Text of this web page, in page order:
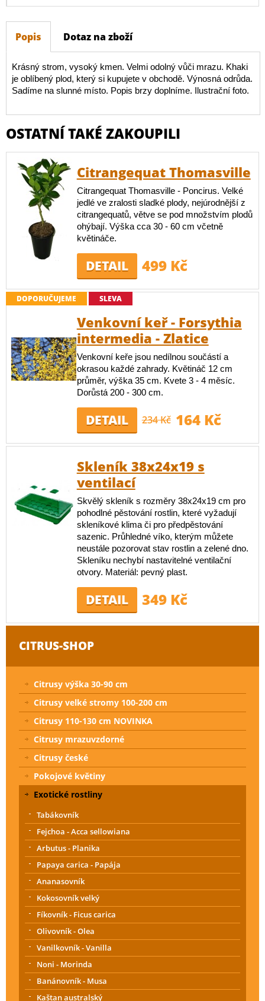
Popis Dotaz na zboží
Krásný strom, vysoký kmen. Velmi odolný vůči mrazu. Khaki
je oblíbený plod, který si kupujete v obchodě. Výnosná odrůda.
Sadíme na slunné místo. Popis brzy doplníme. Ilustrační foto.
OSTATNÍ TAKÉ ZAKOUPILI
Citrangequat Thomasville
Citrangequat Thomasville - Poncirus. Velké
jedlé ve zralosti sladké plody, nejúrodnější z
citrangequatů, větve se pod množstvím plodů
ohýbají. Výška cca 30 - 60 cm včetně
květináče.
DETAIL 499 Kč
DOPORUČUJEME SLEVA
Venkovní keř - Forsythia
intermedia - Zlatice
Venkovní keře jsou nedílnou součástí a
okrasou každé zahrady. Květináč 12 cm
průměr, výška 35 cm. Kvete 3 - 4 měsíc.
Dorůstá 200 - 300 cm.
DETAIL 234 Kč 164 Kč
Skleník 38x24x19 s
ventilací
Skvělý skleník s rozměry 38x24x19 cm pro
pohodlné pěstování rostlin, které vyžadují
skleníkové klima či pro předpěstování
sazenic. Průhledné víko, kterým můžete
neustále pozorovat stav rostlin a zelené dno.
Skleníku nechybí nastavitelné ventilační
otvory. Materiál: pevný plast.
DETAIL 349 Kč
CITRUS-SHOP
Citrusy výška 30-90 cm
Citrusy velké stromy 100-200 cm
Citrusy 110-130 cm NOVINKA
Citrusy mrazuvzdorné
Citrusy české
Pokojové květiny
Exotické rostliny
Tabákovník
Fejchoa - Acca sellowiana
Arbutus - Planika
Papaya carica - Papája
Ananasovník
Kokosovník velký
Fíkovník - Ficus carica
Olivovník - Olea
Vanilkovník - Vanilla
Noni - Morinda
Banánovník - Musa
Kaštan australský